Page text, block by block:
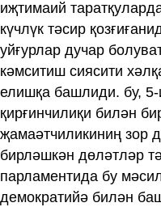
иҗтимаий
күчлүк тәсир
уйғурлар дучар
кәмситиш сиясити
елишқа башлиди. бу,
қирғинчилиқи билән
җамаәтчиликиниң зор
бирләшкән дөләтләр
парламентида бу
демократийә билән